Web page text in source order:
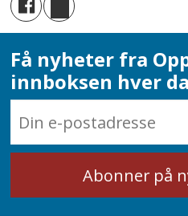
Få nyheter fra
innboksen hver